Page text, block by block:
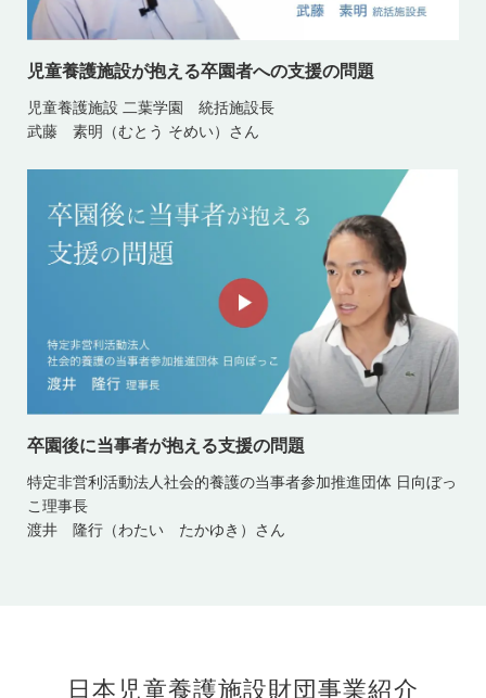
児童養護施設が抱える卒園者への支援の問題
児童養護施設 二葉学園 統括施設長
武藤 素明（むとう そめい）さん
卒園後に当事者が抱える支援の問題
特定非営利活動法人社会的養護の当事者参加推進団体 日向ぼっ
こ理事長
渡井 隆行（わたい たかゆき）さん
日本児童養護施設財団事業紹介